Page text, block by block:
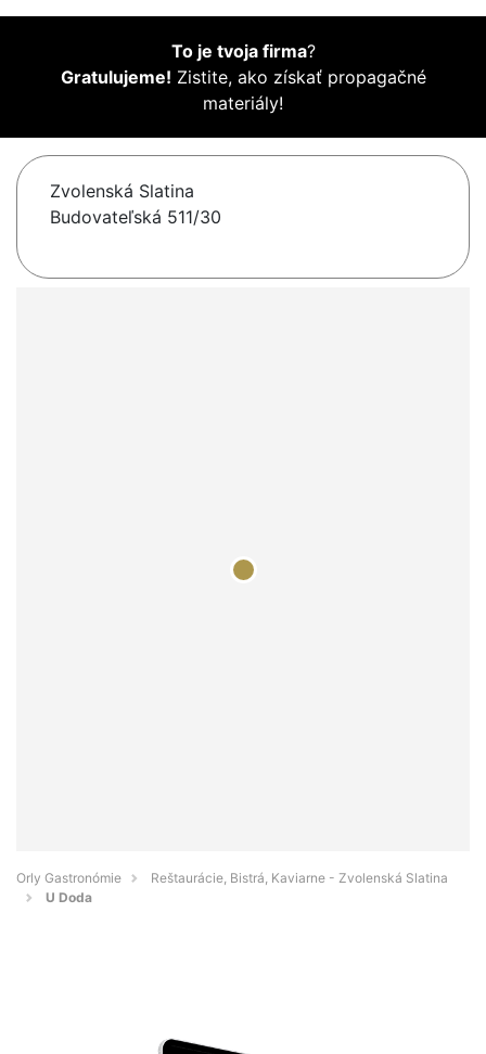
To je tvoja firma?
Gratulujeme! Zistite, ako získať propagačné
materiály!
Zvolenská Slatina
Budovateľská 511/30
Orly Gastronómie
Reštaurácie, Bistrá, Kaviarne - Zvolenská Slatina
U Doda